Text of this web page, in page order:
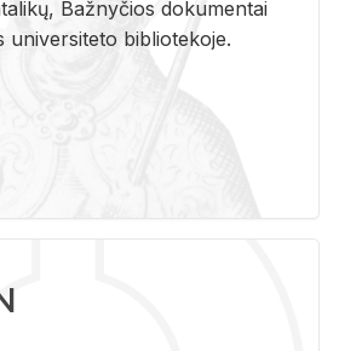
Bažnyčios dokumentai
universiteto bibliotekoje.